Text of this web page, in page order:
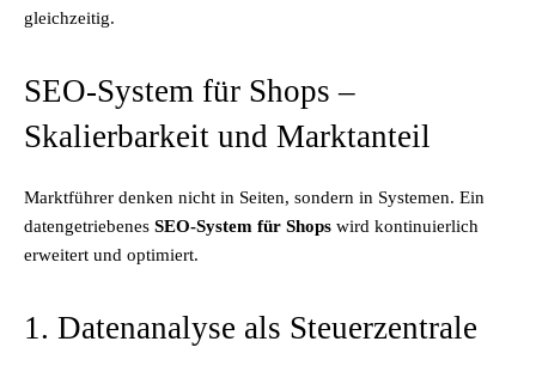
gleichzeitig.
SEO-System für Shops –
Skalierbarkeit und Marktanteil
Marktführer denken nicht in Seiten, sondern in Systemen. Ein
datengetriebenes SEO-System für Shops wird kontinuierlich
erweitert und optimiert.
1. Datenanalyse als Steuerzentrale